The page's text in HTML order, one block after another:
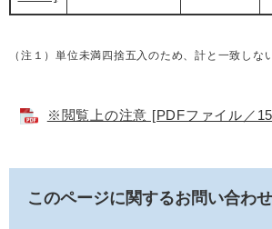
（注１）単位未満四捨五入のため、計と一致し
※閲覧上の注意 [PDFファイル／
このページに関するお問い合わ